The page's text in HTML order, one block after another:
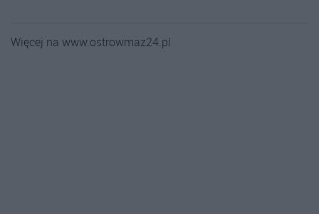
Więcej na www.ostrowmaz24.pl